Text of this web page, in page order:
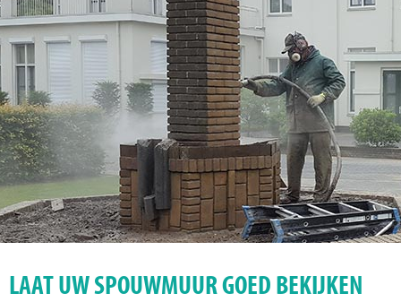
LAAT UW SPOUWMUUR GOED BEKIJKEN